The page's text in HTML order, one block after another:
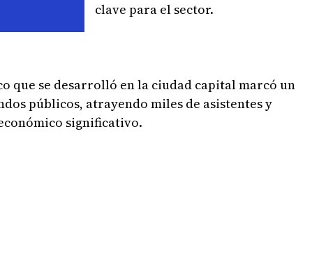
clave para el sector.
que se desarrolló en la ciudad capital marcó un
públicos, atrayendo miles de asistentes y
significativo.